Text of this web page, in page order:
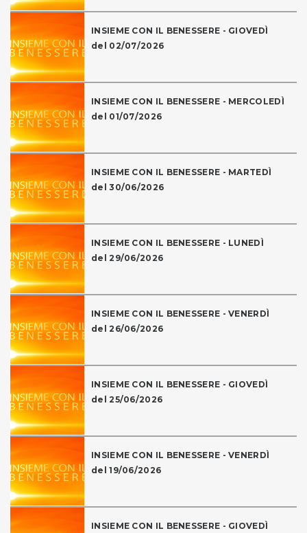
INSIEME CON IL BENESSERE - GIOVEDÌ
del 02/07/2026
INSIEME CON IL BENESSERE - MERCOLEDÌ
del 01/07/2026
INSIEME CON IL BENESSERE - MARTEDÌ
del 30/06/2026
INSIEME CON IL BENESSERE - LUNEDÌ
del 29/06/2026
INSIEME CON IL BENESSERE - VENERDÌ
del 26/06/2026
INSIEME CON IL BENESSERE - GIOVEDÌ
del 25/06/2026
INSIEME CON IL BENESSERE - VENERDÌ
del 19/06/2026
INSIEME CON IL BENESSERE - GIOVEDÌ